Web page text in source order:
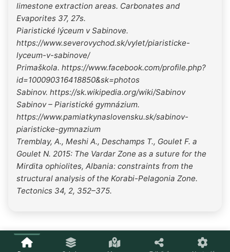
limestone extraction areas. Carbonates and
Evaporites 37, 27s.
Piaristické lýceum v Sabinove.
https://www.severovychod.sk/vylet/piaristicke-
lyceum-v-sabinove/
Primaškola. https://www.facebook.com/profile.php?
id=100090316418850&sk=photos
Sabinov. https://sk.wikipedia.org/wiki/Sabinov
Sabinov – Piaristické gymnázium.
https://www.pamiatkynaslovensku.sk/sabinov-
piaristicke-gymnazium
Tremblay, A., Meshi A., Deschamps T., Goulet F. a
Goulet N. 2015: The Vardar Zone as a suture for the
Mirdita ophiolites, Albania: constraints from the
structural analysis of the Korabi-Pelagonia Zone.
Tectonics 34, 2, 352–375.